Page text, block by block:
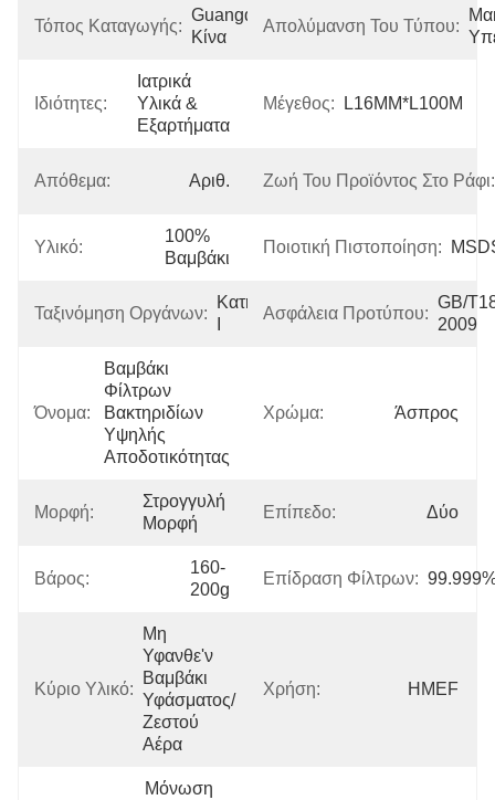
Τόπος Καταγωγής:
Guangdong,
Κίνα
Απολύμανση Του Τύπου:
Ιδιότητες:
Ιατρικά
Υλικά &
Εξαρτήματα
Μέγεθος: L16MM*L100M
Απόθεμα: Αριθ. Ζωή Του Προϊόντος Στο Ράφι:
Υλικό:
100%
Βαμβάκι
Ποιοτική Πιστοποίηση:
Ταξινόμηση Οργάνων:
Κατηγορία
Ασφάλεια Προτύπου:
GB/
2009
Όνομα:
Βαμβάκι
Φίλτρων
Βακτηριδίων
Υψηλής
Αποδοτικότητας
Χρώμα: Άσπρος
Μορφή:
Στρογγυλή
Μορφή
Επίπεδο: Δύο
Βάρος:
160-
200g
Επίδραση Φίλτρων:
Κύριο Υλικό:
Μη
Υφανθε'ν
Βαμβάκι
Υφάσματος/
Ζεστού
Αέρα
Χρήση: HMEF
Μόνωση